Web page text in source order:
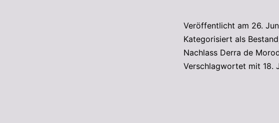
Veröffentlicht am 26.
Kategorisiert als Bestand
Nachlass Derra de
Verschlagwortet mit 18.